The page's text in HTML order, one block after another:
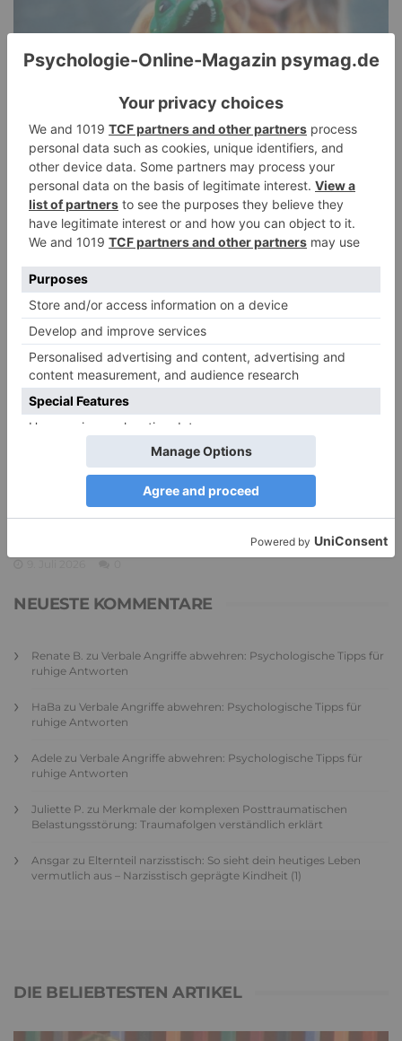
Pathological Demand Avoidance: Umgang mit
PANDA-Kindern – Kinder mit starkem
Autonomiebedürfnis (2)
15. Juli 2026 0
PDA Autismus: Merkmale und Umgang mit
PANDA-Kindern – Kinder mit starkem
NEUESTE KOMMENTARE
Renate B. zu Verbale Angriffe abwehren: Psychologische Tipps für
ruhige Antworten
HaBa zu Verbale Angriffe abwehren: Psychologische Tipps für
ruhige Antworten
Adele zu Verbale Angriffe abwehren: Psychologische Tipps für
ruhige Antworten
Juliette P. zu Merkmale der komplexen Posttraumatischen
Belastungsstörung: Traumafolgen verständlich erklärt
Ansgar zu Elternteil narzisstisch: So sieht dein heutiges Leben
vermutlich aus – Narzisstisch geprägte Kindheit (1)
DIE BELIEBTESTEN ARTIKEL